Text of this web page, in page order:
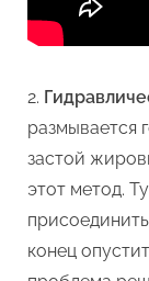
размывается
застой
этот метод.
конец